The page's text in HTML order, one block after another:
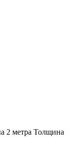
2 метра Толщина